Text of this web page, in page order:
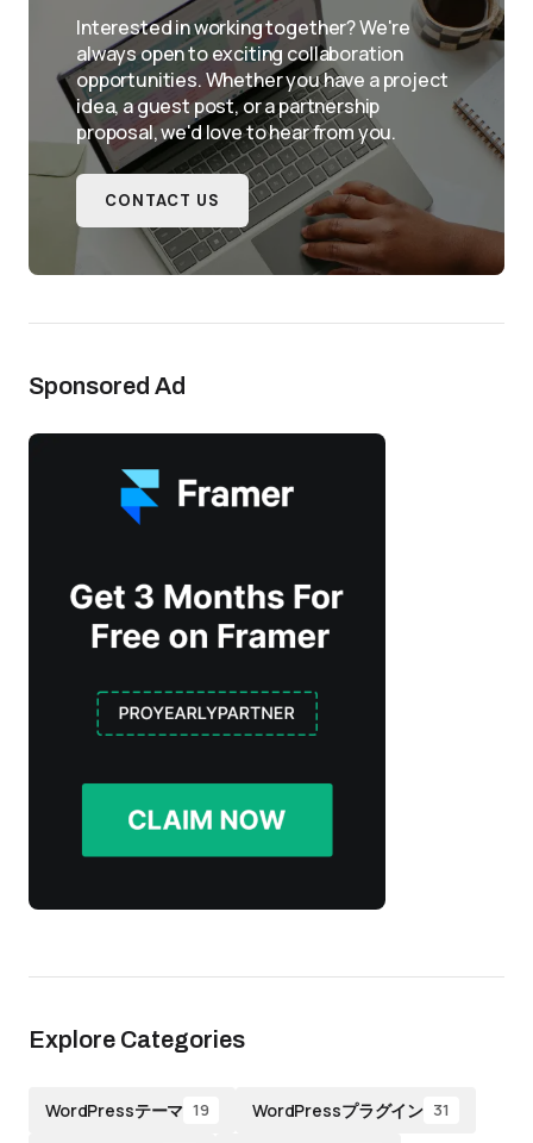
Interested in working together? We're
always open to exciting collaboration
opportunities. Whether you have a project
idea, a guest post, or a partnership
proposal, we'd love to hear from you.
CONTACT US
Sponsored Ad
Explore Categories
WordPressテーマ 19 WordPressプラグイン 31